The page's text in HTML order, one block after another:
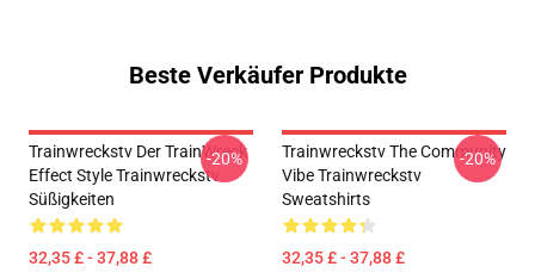
Beste Verkäufer Produkte
Trainwreckstv Der TrainWreck
Effect Style Trainwreckstv
Süßigkeiten
32,35 £ - 37,88 £
-20%
Trainwreckstv The Community
Vibe Trainwreckstv
Sweatshirts
32,35 £ - 37,88 £
-20%